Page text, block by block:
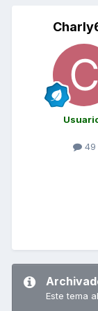
49
Este tema